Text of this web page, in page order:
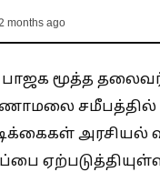
months ago
பாஜக மூத்த
சமீபத்தில்
அரசியல்